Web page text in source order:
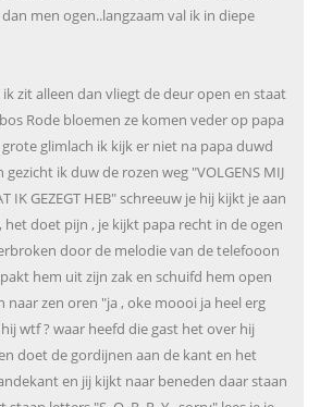
men ogen..langzaam val ik in diepe
zit alleen dan vliegt de deur open en staat
Rode bloemen ze komen veder op papa
glimlach ik kijk er niet na papa duwd
ik duw de rozen weg "VOLGENS MIJ
IK GEZEGT HEB" schreeuw je hij kijkt je aan
het doet pijn , je kijkt papa recht in de ogen
door de melodie van de telefooon
hem uit zijn zak en schuifd hem open
zen oren "ja , oke moooi ja heel erg
wtf ? waar heefd die gast het over hij
doet de gordijnen aan de kant en het
en jij kijkt naar beneden daar staan